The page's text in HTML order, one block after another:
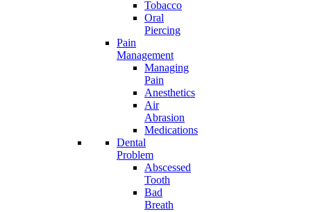
Tobacco
Oral
Piercing
Pain
Management
Managing
Pain
Anesthetics
Air
Abrasion
Medications
Dental
Problem
Abscessed
Tooth
Bad
Breath